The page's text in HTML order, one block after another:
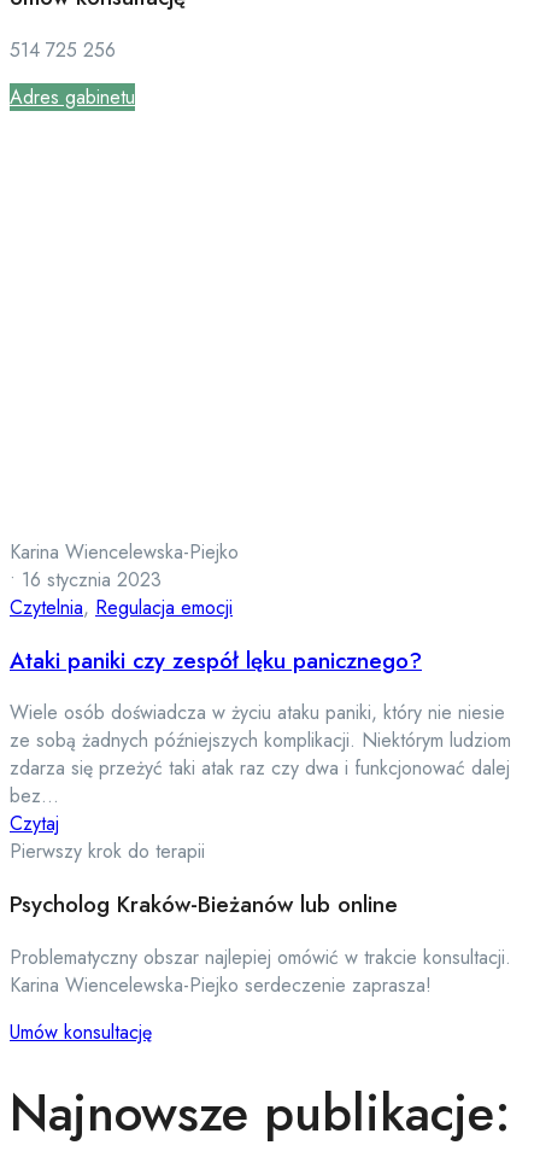
514 725 256
Adres gabinetu
Karina Wiencelewska-Piejko
• 16 stycznia 2023
Czytelnia, Regulacja emocji
Ataki paniki czy zespół lęku panicznego?
Wiele osób doświadcza w życiu ataku paniki, który nie niesie
ze sobą żadnych późniejszych komplikacji. Niektórym ludziom
zdarza się przeżyć taki atak raz czy dwa i funkcjonować dalej
bez...
Czytaj
Pierwszy krok do terapii
Psycholog Kraków-Bieżanów lub online
Problematyczny obszar najlepiej omówić w trakcie konsultacji.
Karina Wiencelewska-Piejko serdeczenie zaprasza!
Umów konsultację
Najnowsze publikacje: